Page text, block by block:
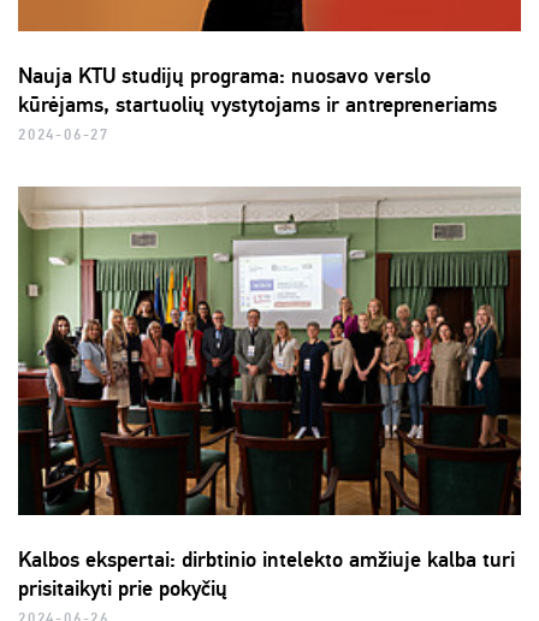
Nauja KTU studijų programa: nuosavo verslo
kūrėjams, startuolių vystytojams ir antrepreneriams
2024-06-27
Kalbos ekspertai: dirbtinio intelekto amžiuje kalba turi
prisitaikyti prie pokyčių